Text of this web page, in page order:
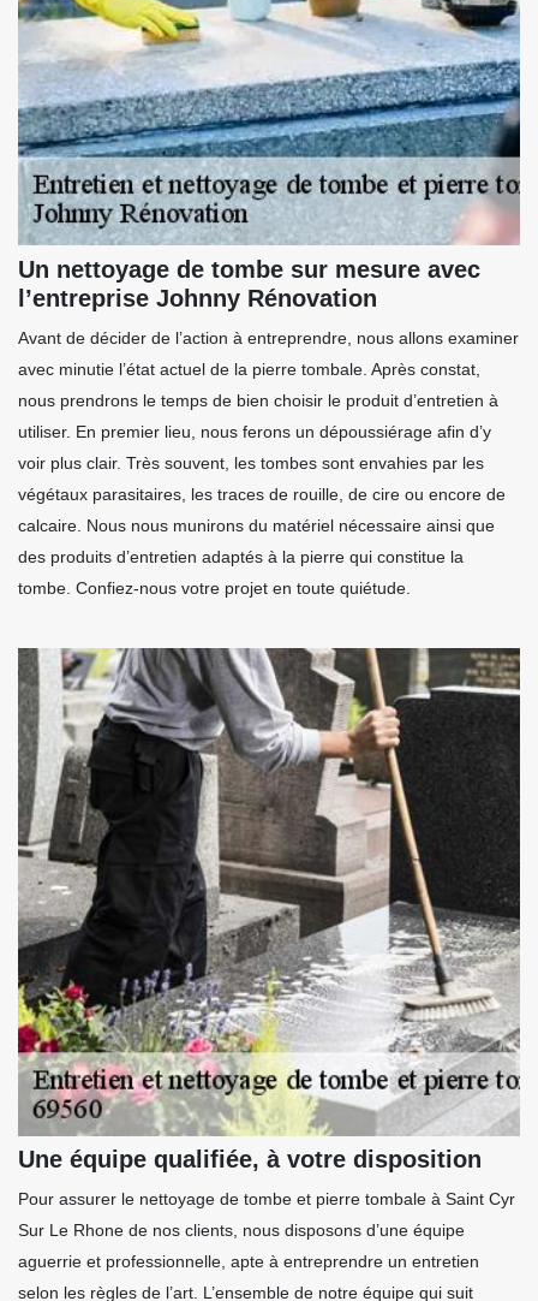
Un nettoyage de tombe sur mesure avec
l’entreprise Johnny Rénovation
Avant de décider de l’action à entreprendre, nous allons examiner
avec minutie l’état actuel de la pierre tombale. Après constat,
nous prendrons le temps de bien choisir le produit d’entretien à
utiliser. En premier lieu, nous ferons un dépoussiérage afin d’y
voir plus clair. Très souvent, les tombes sont envahies par les
végétaux parasitaires, les traces de rouille, de cire ou encore de
calcaire. Nous nous munirons du matériel nécessaire ainsi que
des produits d’entretien adaptés à la pierre qui constitue la
tombe. Confiez-nous votre projet en toute quiétude.
Une équipe qualifiée, à votre disposition
Pour assurer le nettoyage de tombe et pierre tombale à Saint Cyr
Sur Le Rhone de nos clients, nous disposons d’une équipe
aguerrie et professionnelle, apte à entreprendre un entretien
selon les règles de l’art. L’ensemble de notre équipe qui suit